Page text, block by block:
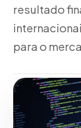
resultado
para o
Fase 2:Com a